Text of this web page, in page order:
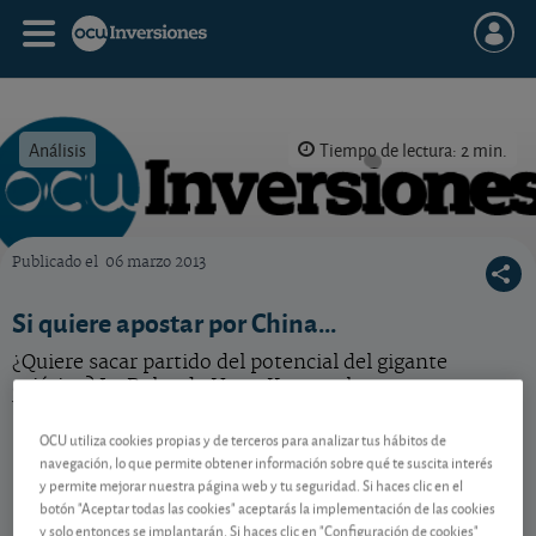
Análisis Tiempo de lectura: 2 min.
Publicado el 06 marzo 2013
Si quiere apostar por China...
¿Quiere sacar partido del potencial del gigante
asiático? La Bolsa de Hong Kong se lo pone en
Contenido reservado a SOCIOS
OCU utiliza cookies propias y de terceros para analizar tus hábitos de
navegación, lo que permite obtener información sobre qué te suscita interés
y permite mejorar nuestra página web y tu seguridad. Si haces clic en el
botón "Aceptar todas las cookies" aceptarás la implementación de las cookies
y solo entonces se implantarán. Si haces clic en "Configuración de cookies"